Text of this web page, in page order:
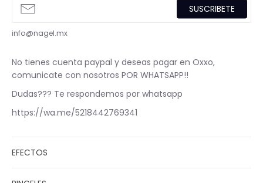
SUSCRIBETE
info@nagel.mx
No tienes cuenta paypal y deseas pagar en Oxxo,
comunicate con nosotros POR WHATSAPP!!
Dudas??? Te respondemos por whatsapp
https://wa.me/5218442769341
EFECTOS